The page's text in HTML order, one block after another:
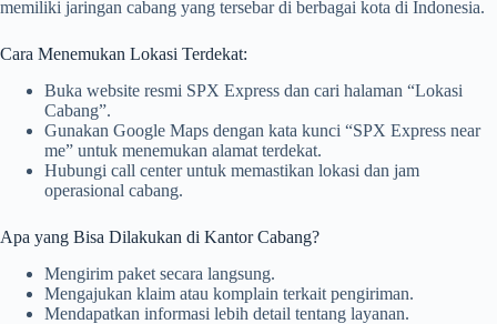
memiliki jaringan cabang yang tersebar di berbagai kota di Indonesia.
Cara Menemukan Lokasi Terdekat:
Buka website resmi SPX Express dan cari halaman “Lokasi
Cabang”.
Gunakan Google Maps dengan kata kunci “SPX Express near
me” untuk menemukan alamat terdekat.
Hubungi call center untuk memastikan lokasi dan jam
operasional cabang.
Apa yang Bisa Dilakukan di Kantor Cabang?
Mengirim paket secara langsung.
Mengajukan klaim atau komplain terkait pengiriman.
Mendapatkan informasi lebih detail tentang layanan.